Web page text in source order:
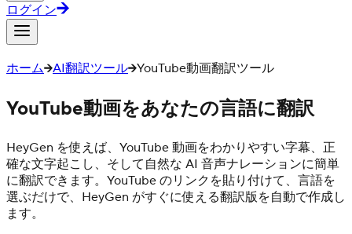
ログイン
ホーム AI翻訳ツール YouTube動画翻訳ツール
YouTube動画をあなたの言語に翻訳
HeyGen を使えば、YouTube 動画をわかりやすい字幕、正
確な文字起こし、そして自然な AI 音声ナレーションに簡単
に翻訳できます。YouTube のリンクを貼り付けて、言語を
選ぶだけで、HeyGen がすぐに使える翻訳版を自動で作成し
ます。